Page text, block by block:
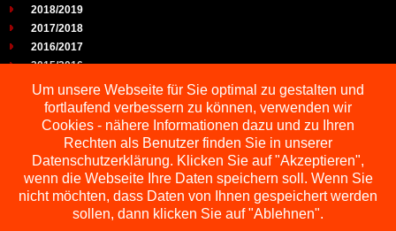
2018/2019
2017/2018
2016/2017
2015/2016
2014/2015
2013/2014
2012/2013
2011/2012
2010/2011
2009/2010
Um unsere Webseite für Sie optimal zu gestalten und
fortlaufend verbessern zu können, verwenden wir
Cookies - nähere Informationen dazu und zu Ihren
Rechten als Benutzer finden Sie in unserer
Datenschutzerklärung. Klicken Sie auf "Akzeptieren",
wenn die Webseite Ihre Daten speichern soll. Wenn Sie
nicht möchten, dass Daten von Ihnen gespeichert werden
sollen, dann klicken Sie auf "Ablehnen".